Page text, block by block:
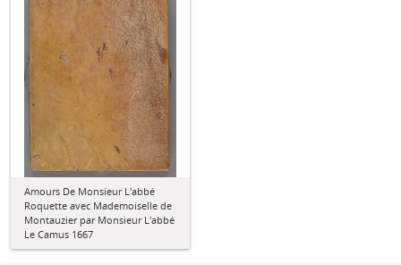
Amours De Monsieur L'abbé
Roquette avec Mademoiselle de
Montauzier par Monsieur L'abbé
Le Camus 1667